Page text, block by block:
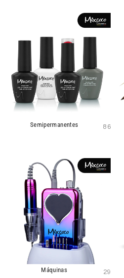
Semipermanentes 86
Máquinas 29